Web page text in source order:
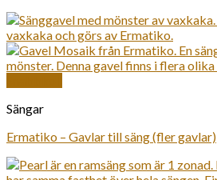
Sängar
Ermatiko – Gavlar till säng (fler gavlar)